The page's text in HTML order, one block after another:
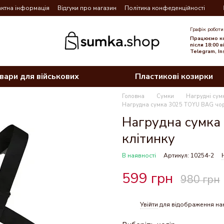
інформація Відгуки про магазин Політика конфеденційності
Графік
Працюємо
після 18:00
Telegram,
для військових Пластикові козирки
Головна Сумки
Нагрудні
Нагрудна сумка 3025 TOYU BAG
Нагрудна
клітинку
В наявності Артикул: 10254-2
599 грн 980 грн
Увійти для відображення